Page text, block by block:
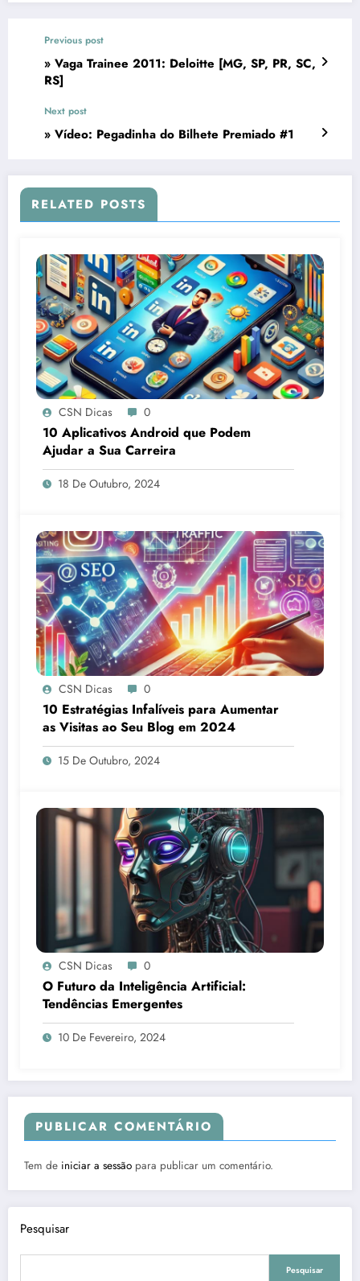
Previous post
» Vaga Trainee 2011: Deloitte [MG, SP, PR, SC,
RS]
Next post
» Vídeo: Pegadinha do Bilhete Premiado #1
RELATED POSTS
CSN Dicas 0
10 Aplicativos Android que Podem
Ajudar a Sua Carreira
18 De Outubro, 2024
CSN Dicas 0
10 Estratégias Infalíveis para Aumentar
as Visitas ao Seu Blog em 2024
15 De Outubro, 2024
CSN Dicas 0
O Futuro da Inteligência Artificial:
Tendências Emergentes
10 De Fevereiro, 2024
PUBLICAR COMENTÁRIO
Tem de iniciar a sessão para publicar um comentário.
Pesquisar
Pesquisar